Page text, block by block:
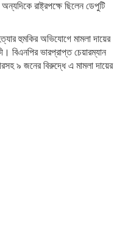
রাষ্ট্রপক্ষে ছিলেন ডেপুটি
হুমকির অভিযোগে মামলা দায়ের
বিএনপির ভারপ্রাপ্ত চেয়ারম্যান
৯ জনের বিরুদ্ধে এ মামলা দায়ের